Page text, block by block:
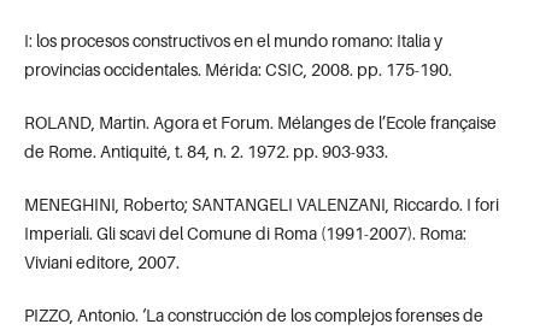
I: los procesos constructivos en el mundo romano: Italia y
provincias occidentales. Mérida: CSIC, 2008. pp. 175-190.
ROLAND, Martin. Agora et Forum. Mélanges de l’Ecole française
de Rome. Antiquité, t. 84, n. 2. 1972. pp. 903-933.
MENEGHINI, Roberto; SANTANGELI VALENZANI, Riccardo. I fori
Imperiali. Gli scavi del Comune di Roma (1991-2007). Roma:
Viviani editore, 2007.
PIZZO, Antonio. ‘La construcción de los complejos forenses de